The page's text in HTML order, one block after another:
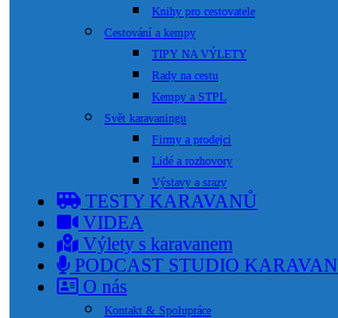
Knihy pro cestovatele
Cestování a kempy
TIPY NA VÝLETY
Rady na cestu
Kempy a STPL
Svět karavaningu
Firmy a prodejci
Lidé a rozhovory
Výstavy a srazy
TESTY KARAVANŮ
VIDEA
Výlety s karavanem
PODCAST STUDIO KARAVAN
O nás
Kontakt & Spolupráce